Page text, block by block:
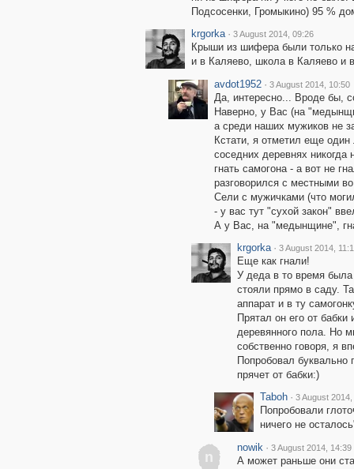
Подсосенки, Громыкино) 95 %
krgorka · 3 August 2014, 09:26
Крыши из шифера были только
и в Каляево, школа в Каляево и
avdot1952 · 3 August 2014, 10:50
Да, интересно... Вроде бы,
Наверно, у Вас (на
а среди наших мужиков не
Кстати, я отметил еще
соседних деревнях
гнать самогона - а вот не
разговорился с местными
Сели с мужичками (что
- у вас тут "сухой закон"
А у Вас, на "медынщине",
krgorka · 3 August 2014,
Еще как гнали!
У деда в то время
стояли прямо в саду.
аппарат и в ту
Прятал он его от
деревянного пола. Но
собственно говоря, я
Попробовал буквально
прячет от бабки:)
Taboh · 3 August
Попробовали
ничего не
n
nowik · 3 August 2014, 14:39
А может раньше они